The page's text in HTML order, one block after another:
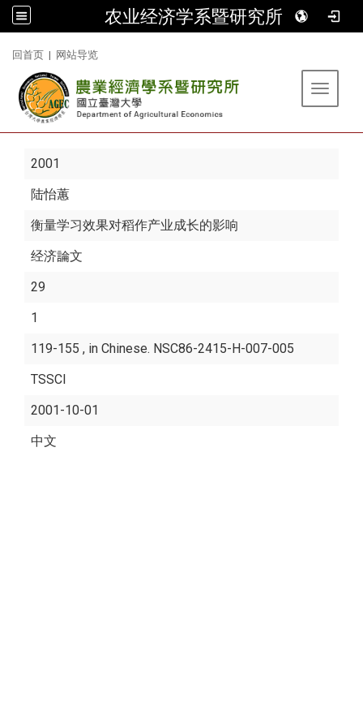
农业经济学系暨研究所
回首页 | 网站导览
Toggle
2001
陆怡蕙
衡量学习效果对稻作产业成长的影响
经济論文
29
1
119-155 , in Chinese. NSC86-2415-H-007-005
TSSCI
2001-10-01
中文